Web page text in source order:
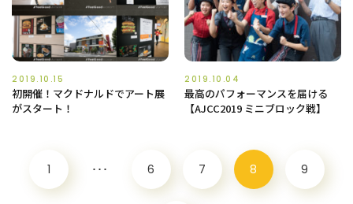
2019.10.15
初開催！マクドナルドでアート展
がスタート！
2019.10.04
最高のパフォーマンスを届ける
【AJCC2019 ミニブロック戦】
1 ･･･ 6 7 8 9